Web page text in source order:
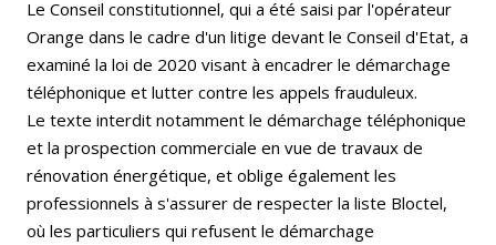
Le Conseil constitutionnel, qui a été saisi par l'opérateur
Orange dans le cadre d'un litige devant le Conseil d'Etat, a
examiné la loi de 2020 visant à encadrer le démarchage
téléphonique et lutter contre les appels frauduleux.
Le texte interdit notamment le démarchage téléphonique
et la prospection commerciale en vue de travaux de
rénovation énergétique, et oblige également les
professionnels à s'assurer de respecter la liste Bloctel,
où les particuliers qui refusent le démarchage